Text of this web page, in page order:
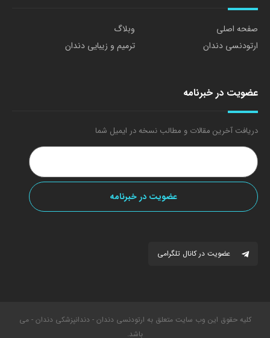
صفحه اصلی
وبلاگ
ارتودنسی دندان
ترمیم و زیبایی دندان
عضویت در خبرنامه
دریافت آخرین مقالات و مطالب نسخه در ایمیل شما
عضویت در کانال تلگرامی
کلیه حقوق این وب سایت متعلق به ارتودنسی دندان - دندانپزشکی دندان - می
باشد.